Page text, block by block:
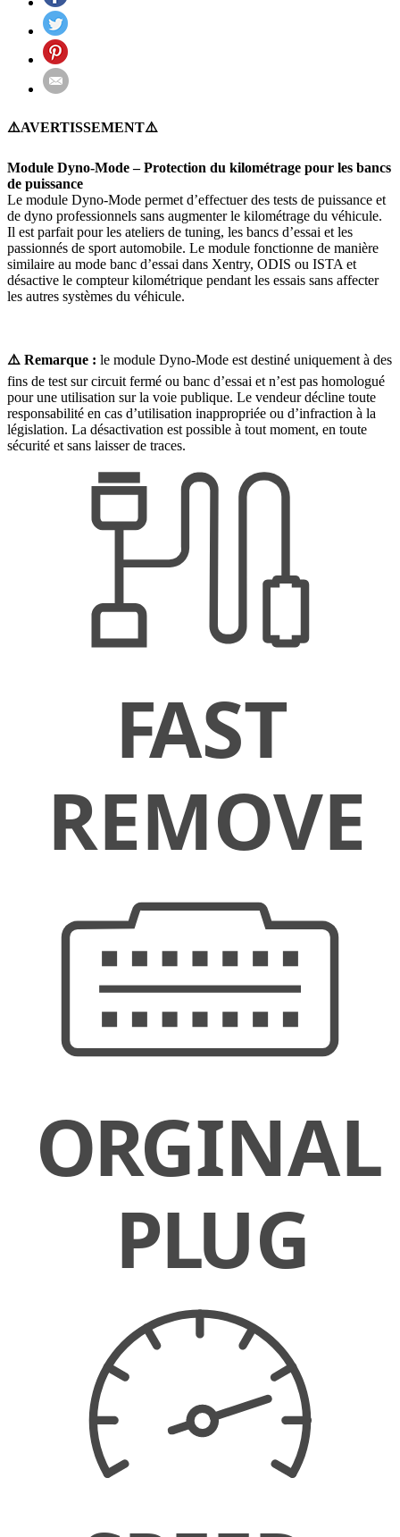
⚠️AVERTISSEMENT⚠️
Module Dyno-Mode – Protection du kilométrage pour les bancs
de puissance
Le module Dyno-Mode permet d’effectuer des tests de puissance et
de dyno professionnels sans augmenter le kilométrage du véhicule.
Il est parfait pour les ateliers de tuning, les bancs d’essai et les
passionnés de sport automobile. Le module fonctionne de manière
similaire au mode banc d’essai dans Xentry, ODIS ou ISTA et
désactive le compteur kilométrique pendant les essais sans affecter
les autres systèmes du véhicule.
⚠️ Remarque : le module Dyno-Mode est destiné uniquement à des
fins de test sur circuit fermé ou banc d’essai et n’est pas homologué
pour une utilisation sur la voie publique. Le vendeur décline toute
responsabilité en cas d’utilisation inappropriée ou d’infraction à la
législation. La désactivation est possible à tout moment, en toute
sécurité et sans laisser de traces.